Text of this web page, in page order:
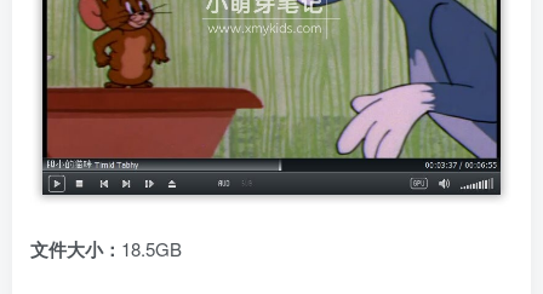
文件大小： 18.5GB